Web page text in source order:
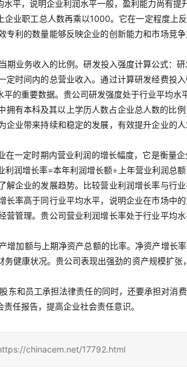
平，说明企业利润水平一般，盈利能力尚有提
企业职工总人数再乘以1000。它在一定程度上
利的数量能够反映企业的创新能力和市场竞
期业务收入的比例。研发投入强度计算公式：
时间内的总营业收入。通过计算研发经费投
的重要数据。贵公司研发强度处于行业平均水
拥有本科及其以上学历人数占企业总人数的比
业带来持续和稳定的发展，有效提升企业的
在一定时期内营业利润的增长幅度，它是衡量
润增长率=本年利润增长额÷上年营业利润总
企业的发展趋势。比较营业利润增长率与行
率高于同行业平均水平，说明企业在市场中
管理。贵公司营业利润增长率处于行业平均
增加额与上期净资产总额的比率。净资产增
健康状况。贵公司表现出强劲的资产规模扩
东和员工承担法律责任的同时，还要承担对
任报告，提高企业社会责任意识。
chinacem.net/17792.html